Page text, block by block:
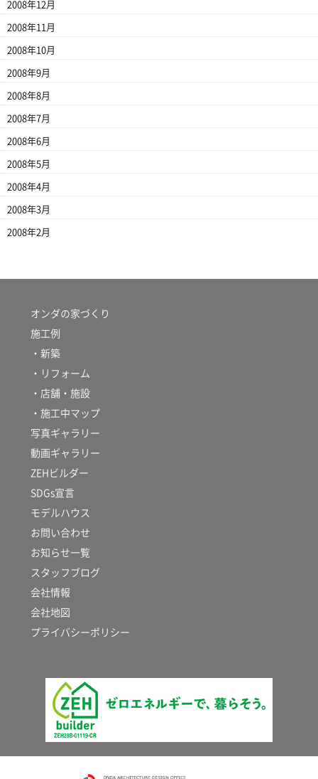
2008年12月
2008年11月
2008年10月
2008年9月
2008年8月
2008年7月
2008年6月
2008年5月
2008年4月
2008年3月
2008年2月
オンダの家づくり
施工例
・新築
・リフォーム
・店舗・施設
・施工中マップ
写真ギャラリー
動画ギャラリー
ZEHビルダー
SDGs宣言
モデルハウス
お問い合わせ
お知らせ一覧
スタッフブログ
会社情報
会社地図
プライバシーポリシー